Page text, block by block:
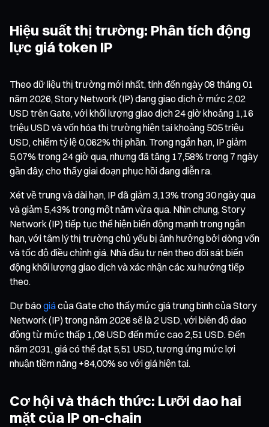
Hiệu suất thị trường: Phân tích động
lực giá token IP
Theo dữ liệu thị trường mới nhất, tính đến ngày 08 tháng 01
năm 2026, Story Network (IP) đang giao dịch ở mức 2,02
USD trên Gate, với khối lượng giao dịch 24 giờ khoảng 1,16
triệu USD và vốn hóa thị trường hiện tại khoảng 505 triệu
USD, chiếm tỷ lệ 0,062% thị phần. Trong ngắn hạn, IP giảm
5,07% trong 24 giờ qua, nhưng đã tăng 17,58% trong 7 ngày
gần đây, cho thấy giai đoạn phục hồi đang diễn ra.
Xét về trung và dài hạn, IP đã giảm 3,13% trong 30 ngày qua
và giảm 5,43% trong một năm vừa qua. Nhìn chung, Story
Network (IP) tiếp tục thể hiện biến động mạnh trong ngắn
hạn, với tâm lý thị trường chủ yếu bị ảnh hưởng bởi dòng vốn
và tốc độ điều chỉnh giá. Nhà đầu tư nên theo dõi sát biến
động khối lượng giao dịch và xác nhận các xu hướng tiếp
theo.
Dự báogiácủa Gate cho thấy mức giá trung bình của Story
Network (IP) trong năm 2026 sẽ là 2 USD, với biên độ dao
động từ mức thấp 1,08 USD đến mức cao 2,51 USD. Đến
năm 2031, giá có thể đạt 5,51 USD, tương ứng mức lợi
nhuận tiềm năng +84,00% so với giá hiện tại.
Cơ hội và thách thức: Lưỡi dao hai
mặt của IP on-chain